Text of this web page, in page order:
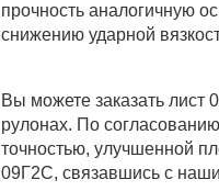
прочность аналогичную
снижению ударной
Вы можете заказать
рулонах. По
точностью, улучшенной
09Г2С, связавшись с